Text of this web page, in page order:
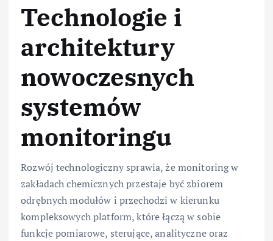
Technologie i
architektury
nowoczesnych
systemów
monitoringu
Rozwój technologiczny sprawia, że monitoring w
zakładach chemicznych przestaje być zbiorem
odrębnych modułów i przechodzi w kierunku
kompleksowych platform, które łączą w sobie
funkcje pomiarowe, sterujące, analityczne oraz